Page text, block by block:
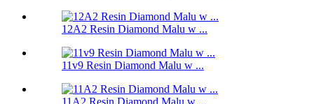
12A2 Resin Diamond Malu w ...
11v9 Resin Diamond Malu w ...